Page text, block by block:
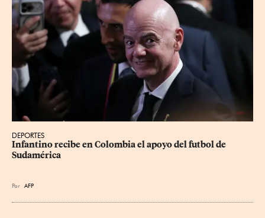
DEPORTES
Infantino recibe en Colombia el apoyo del futbol de
Sudamérica
Por AFP